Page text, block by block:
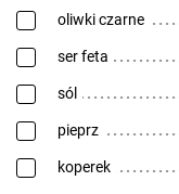
oliwki czarne
ser feta
sól
pieprz
koperek